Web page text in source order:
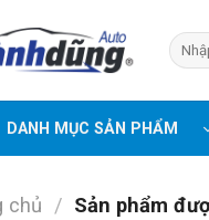
Tìm
kiếm:
DANH MỤC SẢN PHẨM
chủ / Sản phẩm